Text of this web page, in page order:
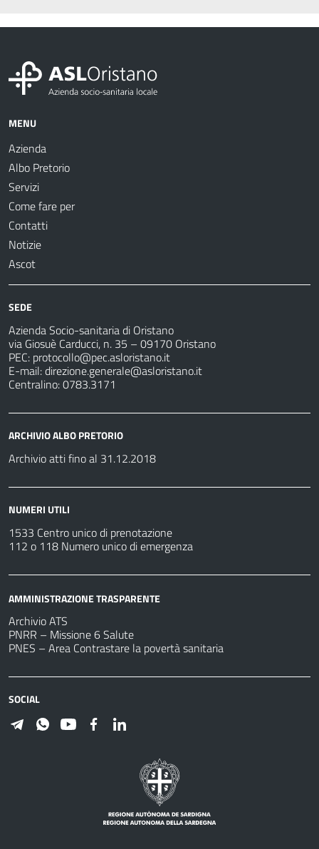
MENU
Azienda
Albo Pretorio
Servizi
Come fare per
Contatti
Notizie
Ascot
SEDE
Azienda Socio-sanitaria di Oristano
via Giosuè Carducci, n. 35 – 09170 Oristano
PEC: protocollo@pec.asloristano.it
E-mail:direzione.generale@asloristano.it
Centralino: 0783.3171
ARCHIVIO ALBO PRETORIO
Archivio atti fino al 31.12.2018
NUMERI UTILI
1533 Centro unico di prenotazione
112 o 118 Numero unico di emergenza
AMMINISTRAZIONE TRASPARENTE
Archivio ATS
PNRR – Missione 6 Salute
PNES – Area Contrastare la povertà sanitaria
SOCIAL